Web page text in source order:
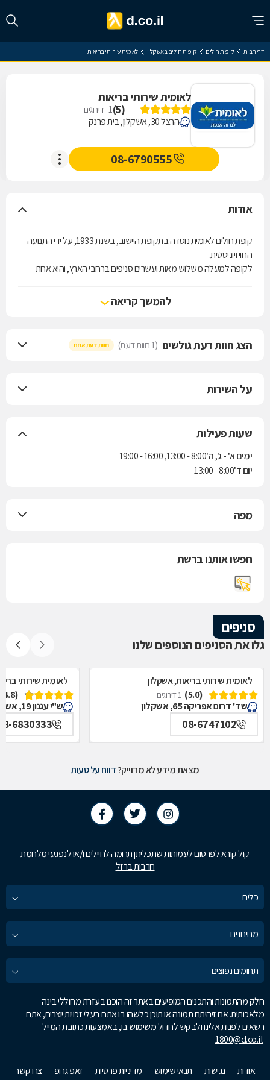
דף הבית קופות חולים קופות חולים באשקלון לאומית שירותי בריאות
לאומית שירותי בריאות
(
5
)
1 דירוגים
הרצל 30, אשקלון, בית פרנק
08-6790555
אודות
קופת חולים לאומית נוסדה בתקופת היישוב, בשנת 1933, על ידי התנועה
הרוויזיוניסטית.
לקופה למעלה משלוש מאות ועשרים סניפים ברחבי הארץ, והיא אחת
להמשך קריאה
הצג חוות דעת גולשים (1 חוות דעת) חוות דעת אחת
על השירות
שעות פעילות
ימים א' - ג', ה'8:00 - 13:00, 16:00 - 19:00
יום ד'8:00 - 13:00
מפה
חפשו אותנו ברשת
סניפים
גלו את הסניפים הנוספים שלנו
לאומית שירותי בריאות, אשקלון
(5.0)
1 דירוגים
שד' דרום אפריקה 65, אשקלון
08-6747102
לאומית שירותי
(4.8)
ש"י עגנון 19, אשקלון
6830333
מצאת מידע לא מדוייק?דווח על טעות
קול קורא לפרסום לעמותות שתכליתן תרומה לחיילים ו/או לנפגעי מלחמת
חרבות ברזל
כלים
מחירונים
תחומים נפוצים
חלק מהתמונות והתכנים המופיעים באתר זה הוכנו בעזרת מחוללי בינה
מלאכותית. אם זיהיתם תמונה או תוכן כלשהו בו אתם בעלי זכויות יוצרים, אתם
רשאים לפנות אלינו ולבקש לחדול משימוש בו, באמצעות כתובת המייל
1800@d.co.il
אודות נגישות תנאי שימוש מדיניות פרטיות זאפ גרופ צרו קשר